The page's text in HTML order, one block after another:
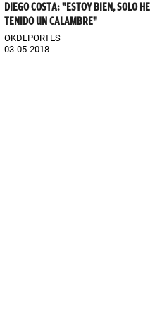
DIEGO COSTA: "ESTOY BIEN, SOLO HE
TENIDO UN CALAMBRE"
OKDEPORTES
03-05-2018